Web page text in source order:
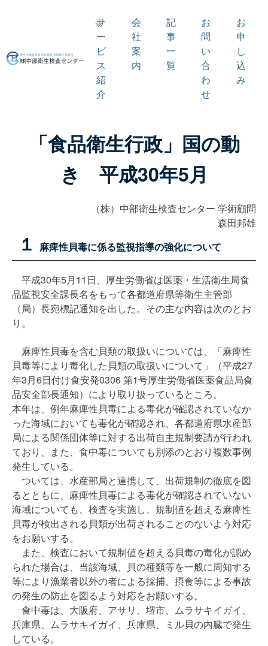
サ
ー
ビ
ス
紹
介
会
社
案
内
記
事
一
覧
お
問
い
合
わ
せ
お
申
し
込
み
「食品衛生行政」国の動
き 平成30年5月
（株）中部衛生検査センター 学術顧問
森田邦雄
１ 麻痺性貝毒に係る監視指導の強化について
平成30年5月11日、厚生労働省は医薬・生活衛生局食
品監視安全課長名をもって各都道府県等衛生主管部
（局）長宛標記通知を出した。その主な内容は次のとお
り。
麻痺性貝毒を含む貝類の取扱いについては、「麻痺性
貝毒等により毒化した貝類の取扱いについて」（平成27
年3月6日付け食安発0306 第1号厚生労働省医薬食品局食
品安全部長通知）により取り扱っているところ。
本年は、例年麻痺性貝毒による毒化が確認されていなか
った海域においても毒化が確認され、各都道府県水産部
局による関係団体等に対する出荷自主規制要請が行われ
ており、また、食中毒についても別添のとおり複数事例
発生している。
ついては、水産部局と連携して、出荷規制の徹底を図
るとともに、麻痺性貝毒による毒化が確認されていない
海域についても、検査を実施し、規制値を超える麻痺性
貝毒が検出される貝類が出荷されることのないよう対応
をお願いする。
また、検査において規制値を超える貝毒の毒化が認め
られた場合は、当該海域、貝の種類等を一般に周知する
等により漁業者以外の者による採捕、摂食等による事故
の発生の防止を図るよう対応をお願いする。
食中毒は、大阪府、アサリ、堺市、ムラサキイガイ、
兵庫県、ムラサキイガイ、兵庫県、ミル貝の内臓で発生
している。